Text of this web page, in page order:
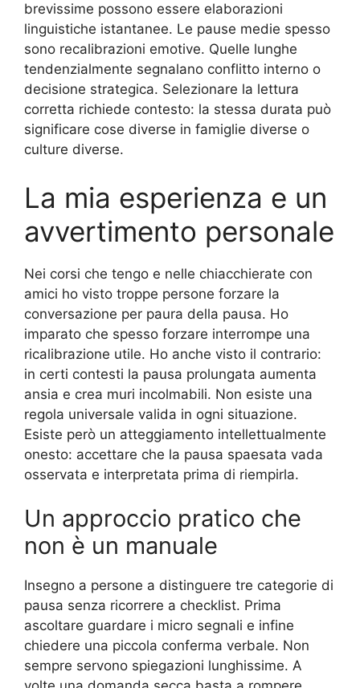
brevissime possono essere elaborazioni
linguistiche istantanee. Le pause medie spesso
sono recalibrazioni emotive. Quelle lunghe
tendenzialmente segnalano conflitto interno o
decisione strategica. Selezionare la lettura
corretta richiede contesto: la stessa durata può
significare cose diverse in famiglie diverse o
culture diverse.
La mia esperienza e un
avvertimento personale
Nei corsi che tengo e nelle chiacchierate con
amici ho visto troppe persone forzare la
conversazione per paura della pausa. Ho
imparato che spesso forzare interrompe una
ricalibrazione utile. Ho anche visto il contrario:
in certi contesti la pausa prolungata aumenta
ansia e crea muri incolmabili. Non esiste una
regola universale valida in ogni situazione.
Esiste però un atteggiamento intellettualmente
onesto: accettare che la pausa spaesata vada
osservata e interpretata prima di riempirla.
Un approccio pratico che
non è un manuale
Insegno a persone a distinguere tre categorie di
pausa senza ricorrere a checklist. Prima
ascoltare guardare i micro segnali e infine
chiedere una piccola conferma verbale. Non
sempre servono spiegazioni lunghissime. A